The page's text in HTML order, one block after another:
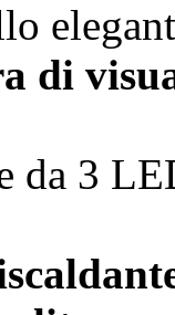
di
da 3